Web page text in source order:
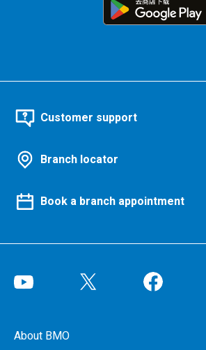
Customer support
Branch locator
Book a branch appointment
About BMO